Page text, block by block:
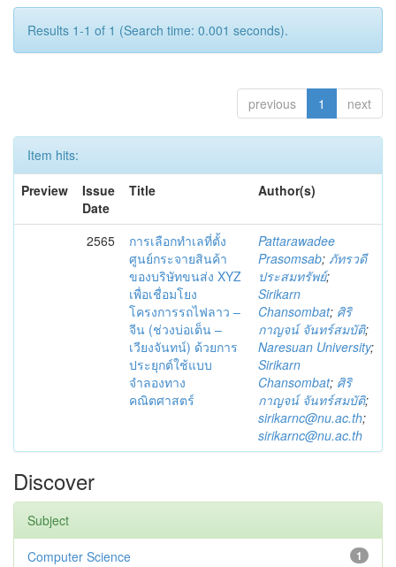
Results 1-1 of 1 (Search time: 0.001 seconds).
previous 1 next
Item hits:
Preview
Issue
Date
Title Author(s)
2565
การเลือกทำเลที่ตั้ง
ศูนย์กระจายสินค้า
ของบริษัทขนส่ง XYZ
เพื่อเชื่อมโยง
โครงการรถไฟลาว –
จีน (ช่วงบ่อเต็น –
เวียงจันทน์) ด้วยการ
ประยุกต์ใช้แบบ
จำลองทาง
คณิตศาสตร์
Pattarawadee
Prasomsab; ภัทรวดี
ประสมทรัพย์;
Sirikarn
Chansombat; ศิริ
กาญจน์ จันทร์สมบัติ;
Naresuan University;
Sirikarn
Chansombat; ศิริ
กาญจน์ จันทร์สมบัติ;
sirikarnc@nu.ac.th;
sirikarnc@nu.ac.th
Discover
Subject
1
Computer Science